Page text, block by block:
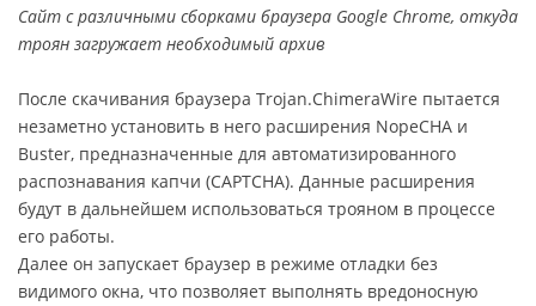
Сайт с различными сборками браузера Google Chrome, откуда
троян загружает необходимый архив
После скачивания браузера Trojan.ChimeraWire пытается
незаметно установить в него расширения NopeCHA и
Buster, предназначенные для автоматизированного
распознавания капчи (CAPTCHA). Данные расширения
будут в дальнейшем использоваться трояном в процессе
его работы.
Далее он запускает браузер в режиме отладки без
видимого окна, что позволяет выполнять вредоносную